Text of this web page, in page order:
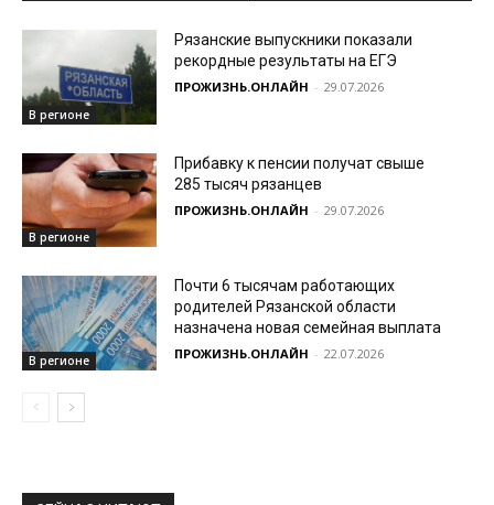
В регионе
Рязанские выпускники показали
рекордные результаты на ЕГЭ
ПРОЖИЗНЬ.ОНЛАЙН - 29.07.2026
В регионе
Прибавку к пенсии получат свыше
285 тысяч рязанцев
ПРОЖИЗНЬ.ОНЛАЙН - 29.07.2026
В регионе
Почти 6 тысячам работающих
родителей Рязанской области
назначена новая семейная выплата
ПРОЖИЗНЬ.ОНЛАЙН - 22.07.2026